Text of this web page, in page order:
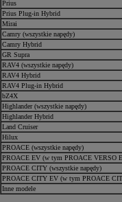
Prius
Prius Plug-in Hybrid
Mirai
Camry (wszystkie napędy)
Camry Hybrid
GR Supra
RAV4 (wszystkie napędy)
RAV4 Hybrid
RAV4 Plug-in Hybrid
bZ4X
Highlander (wszystkie napędy)
Highlander Hybrid
Land Cruiser
Hilux
PROACE (wszystkie napędy)
PROACE EV (w tym PROACE VERSO
PROACE CITY (wszystkie napędy)
PROACE CITY EV (w tym PROACE
Inne modele